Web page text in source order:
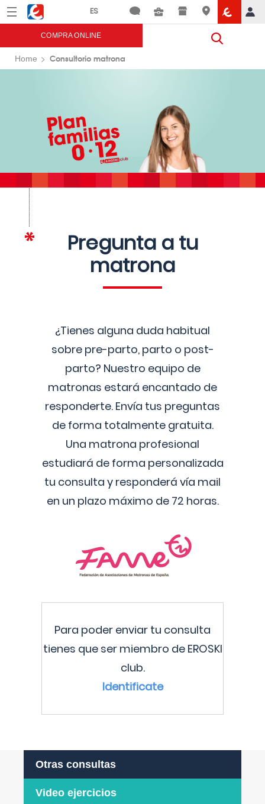
Menú Eroski
COMPRA ONLINE
Home Consultorio matrona
Pregunta a tu
matrona
¿Tienes alguna duda habitual
sobre pre-parto, parto o post-
parto? Nuestro equipo de
matronas estará encantado de
responderte. Envía tus preguntas
de forma totalmente gratuita.
Una matrona profesional
estudiará de forma personalizada
tu consulta y responderá vía mail
en un plazo máximo de 72 horas.
Para poder enviar tu consulta
tienes que ser miembro de EROSKI
club.
Identificate
Otras consultas
Video ejercicios